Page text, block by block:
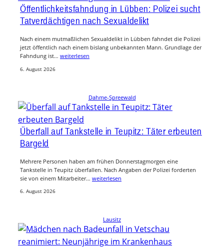
Öffentlichkeitsfahndung in Lübben: Polizei sucht
Tatverdächtigen nach Sexualdelikt
Nach einem mutmaßlichen Sexualdelikt in Lübben fahndet die Polizei
jetzt öffentlich nach einem bislang unbekannten Mann. Grundlage der
Fahndung ist… weiterlesen
6. August 2026
Dahme-Spreewald
Überfall auf Tankstelle in Teupitz: Täter erbeuten
Bargeld
Mehrere Personen haben am frühen Donnerstagmorgen eine
Tankstelle in Teupitz überfallen. Nach Angaben der Polizei forderten
sie von einem Mitarbeiter… weiterlesen
6. August 2026
Lausitz